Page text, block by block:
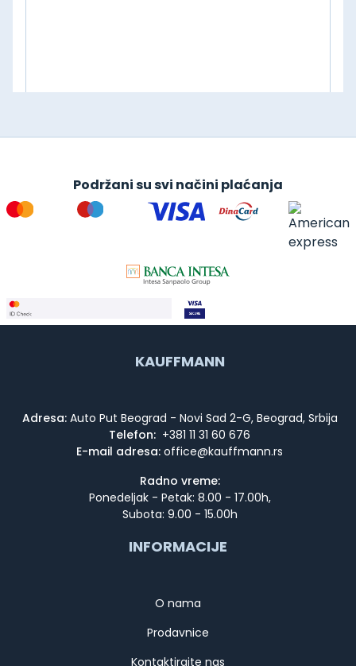
Podržani su svi načini plaćanja
KAUFFMANN
Adresa:Auto Put Beograd - Novi Sad 2-G, Beograd, Srbija
Telefon: +381 11 31 60 676
E-mail adresa:
Radno vreme:
Ponedeljak - Petak: 8.00 - 17.00h,
Subota: 9.00 - 15.00h
INFORMACIJE
O nama
Prodavnice
Kontaktirajte nas